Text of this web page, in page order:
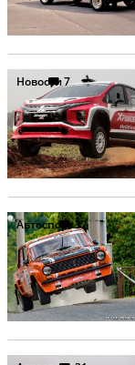
Новости7
Автоспорт32